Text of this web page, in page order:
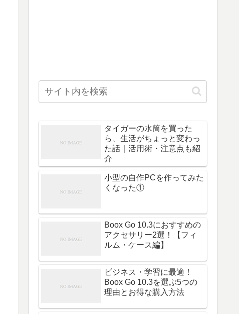
タイガーの水筒を買った
ら、生活がちょっと変わっ
た話｜活用術・注意点も紹
介
小型の自作PCを作ってみた
くなった①
Boox Go 10.3におすすめの
アクセサリー2選！【フィ
ルム・ケース編】
ビジネス・学習に最適！
Boox Go 10.3を選ぶ5つの
理由とお得な購入方法